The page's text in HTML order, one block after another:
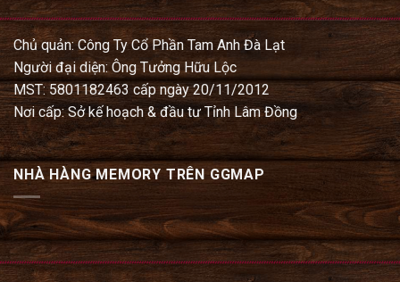
Chủ quản: Công Ty Cổ Phần Tam Anh Đà Lạt
Người đại diện: Ông Tưởng Hữu Lộc
MST: 5801182463 cấp ngày 20/11/2012
Nơi cấp: Sở kế hoạch & đầu tư Tỉnh Lâm Đồng
NHÀ HÀNG MEMORY TRÊN GGMAP